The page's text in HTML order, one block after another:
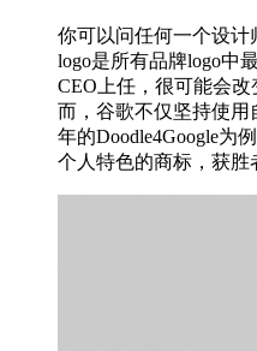
你可以问任何一个设
logo是所有品牌logo中
CEO上任，很可能会
而，谷歌不仅坚持使用
年的Doodle4Google为
个人特色的商标，获胜